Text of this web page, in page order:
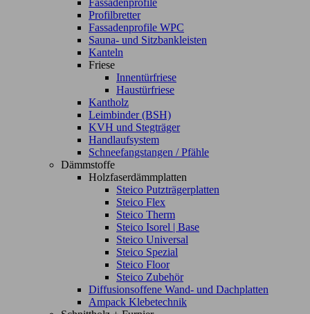
Fassadenprofile
Profilbretter
Fassadenprofile WPC
Sauna- und Sitzbankleisten
Kanteln
Friese
Innentürfriese
Haustürfriese
Kantholz
Leimbinder (BSH)
KVH und Stegträger
Handlaufsystem
Schneefangstangen / Pfähle
Dämmstoffe
Holzfaserdämmplatten
Steico Putzträgerplatten
Steico Flex
Steico Therm
Steico Isorel | Base
Steico Universal
Steico Spezial
Steico Floor
Steico Zubehör
Diffusionsoffene Wand- und Dachplatten
Ampack Klebetechnik